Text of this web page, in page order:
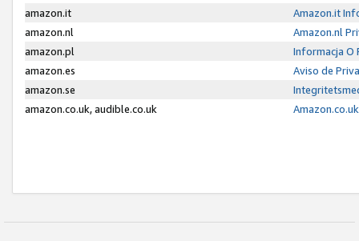
amazon.it
Amazon.it
amazon.nl
Amazon.nl
amazon.pl
Informacja O
amazon.es
Aviso de
amazon.se
amazon.co.uk, audible.co.uk